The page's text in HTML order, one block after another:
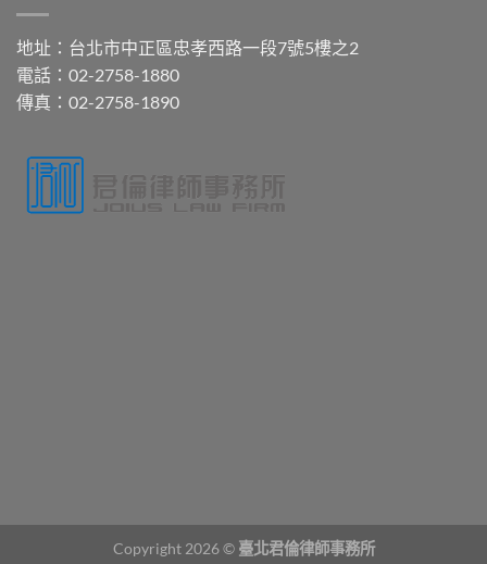
地址：台北市中正區忠孝西路一段7號5樓之2
電話：02-2758-1880
傳真：02-2758-1890
Copyright 2026 © 臺北君倫律師事務所